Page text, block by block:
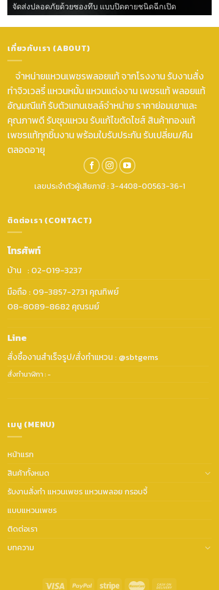
จัดส่งปลอดภัยด้วยซองทึบ แบบปิดตายชนิดฉีกเปิด
เกี่ยวกับเรา (ABOUT)
จำหน่ายแหวนเพชรพลอยแท้ จากโรงงาน รับงานสั่ง
ทำจิวเวลรี่ แหวนหมั้น แหวนแต่งงาน เพชรแท้ พลอยแท้
อัญมณีแท้ รับตัวแทนเซลล์จำหน่าย ราคาย่อมเยาและ
คุณภาพดี รับชุบแหวน รับแก้ไขตัดไซส์ สินค้าทองแท้
เพชรแท้ทุกชิ้นงาน พร้อมใบรับประกัน รับเปลี่ยน/คืน
ตลอดอายุ
เลขประจำตัวผู้เสียภาษี : 3-4408-00563-36-1
ติดต่อเรา (CONTACT)
โทรศัพท์
บ้าน : 02-019-3237
มือถือ : 09-3857-2731 คุณทิพย์
08-8089-8682 คุณรมย์
Line
สั่งซื้องานสำเร็จรูป/สั่งทำแหวน : @sbtgems
สั่งทำนาฬิกา : -
เมนู (MENU)
หน้าแรก
สินค้าทั้งหมด
รับงานสั่งทำ แหวนเพชร แหวนพลอย กรอบจี้
แบบแหวนเพชร
ติดต่อเรา
บทความ